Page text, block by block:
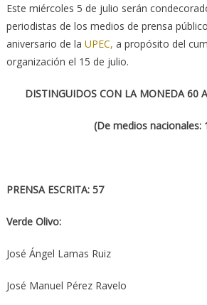
Este miércoles 5 de julio serán
periodistas de los medios de prensa
aniversario de la UPEC, a propósito del
organización el 15 de julio.
DISTINGUIDOS CON LA MONEDA 60
(De medios nacionales:
PRENSA ESCRITA: 57
Verde Olivo:
José Ángel Lamas Ruiz
José Manuel Pérez Ravelo